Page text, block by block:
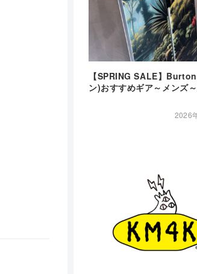
【SPRING SALE】
ン)おすすめギア～メンズ
2026